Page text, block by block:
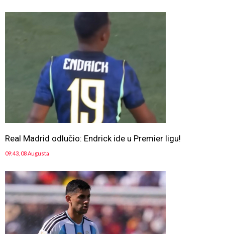
Real Madrid odlučio: Endrick ide u Premier ligu!
09:43, 08 Augusta